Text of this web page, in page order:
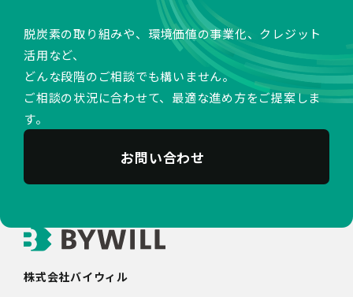
録、分析された利用者様の情報には、特定の個人を識別す
る情報は一切含まれません。また、それらの情報は、
Google社により同社のプライバシーポリシーに基づいて
管理されます。
Google、Meta（Facebook）、X（Twitter）を含む第
社の広告が掲載されています。
第三者配信事業者は、Cookie等の識別情報を使用して、
当社のウェブサイトへの訪問・行動履歴情報に基づいて広
ないデータに不可逆変換した上で第三者配信事業者におい
て照合を行い、その結果に基づいて広告を配信することが
以外の目的で利用することはありません。
脱炭素の取り組みや、環境価値の事業化、クレジット
活用など、
どんな段階のご相談でも構いません。
ご相談の状況に合わせて、最適な進め方をご提案しま
す。
お問い合わせ
株式会社バイウィル